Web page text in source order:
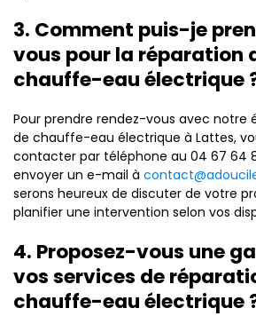
3. Comment puis-je
vous pour la réparation
chauffe-eau électrique
Pour prendre rendez-vous avec notre
de chauffe-eau électrique à Lattes,
contacter par téléphone au 04 67 64
envoyer un e-mail à
serons heureux de discuter de votre
planifier une intervention selon vos
4. Proposez-vous une
vos services de
chauffe-eau électrique